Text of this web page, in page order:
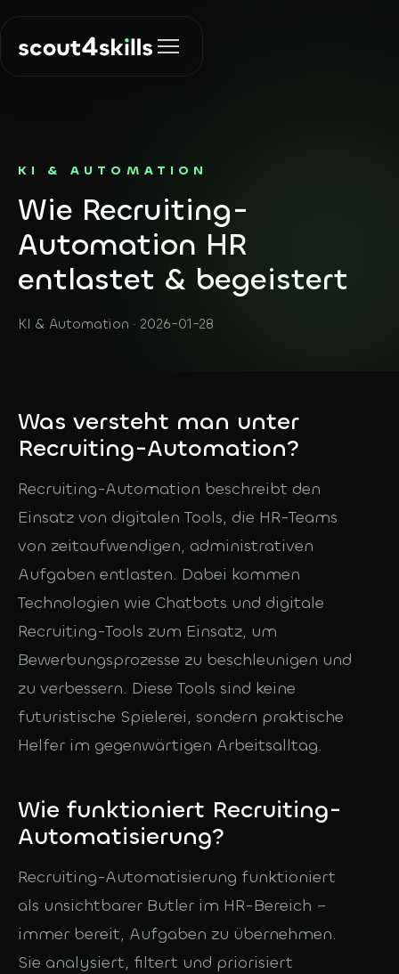
Recruiting
Die richtigen
Menschen finden
KI & Automation
automatisieren
In 3 Minuten: welche
KI-Agents sich bei dir
Über uns
Insights
DE
Deutsch
KI & AUTOMATION
Wie Recruiting-
Automation HR
entlastet & begeistert
KI & Automation · 2026-01-28
Was versteht man unter
Recruiting-Automation?
Recruiting-Automation beschreibt den
Einsatz von digitalen Tools, die HR-Teams
von zeitaufwendigen, administrativen
Aufgaben entlasten. Dabei kommen
Technologien wie Chatbots und digitale
Recruiting-Tools zum Einsatz, um
Bewerbungsprozesse zu beschleunigen und
zu verbessern. Diese Tools sind keine
futuristische Spielerei, sondern praktische
Helfer im gegenwärtigen Arbeitsalltag.
Wie funktioniert Recruiting-
Automatisierung?
Recruiting-Automatisierung funktioniert
als unsichtbarer Butler im HR-Bereich –
immer bereit, Aufgaben zu übernehmen.
Sie analysiert, filtert und priorisiert